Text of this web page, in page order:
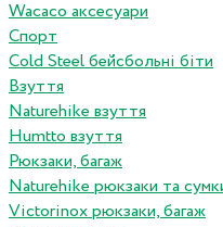
Wacaco аксесуари
Спорт
Cold Steel бейсбольні біти
Взуття
Naturehike взуття
Humtto взуття
Рюкзаки, багаж
Naturehike рюкзаки та
Victorinox рюкзаки, багаж